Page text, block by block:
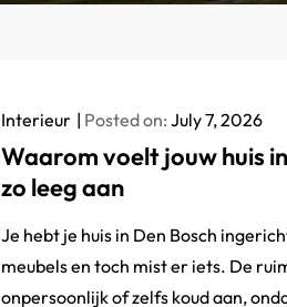
Interieur Posted on:July 7, 2026
Waarom voelt jouw huis
zo leeg aan
Je hebt je huis in Den Bosch
meubels en toch mist er iets. De
onpersoonlijk of zelfs koud aan,